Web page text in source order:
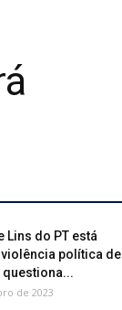
Lins do PT está
política de
questiona...
de 2023